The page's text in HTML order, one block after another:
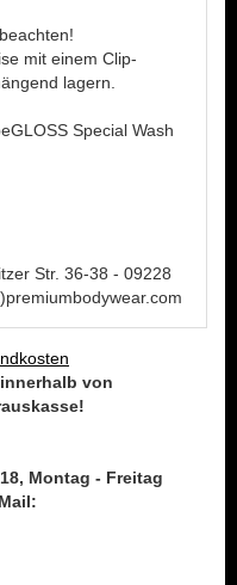
mit einem Clip-
lagern.
Special Wash
Str. 36-38 - 09228
von
Montag - Freitag